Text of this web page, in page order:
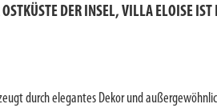
DER INSEL, VILLA ELOISE
durch elegantes Dekor und